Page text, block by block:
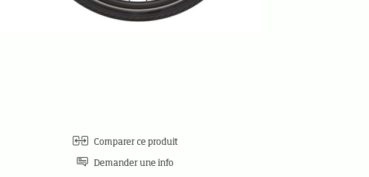
Comparer ce produit
Demander une info